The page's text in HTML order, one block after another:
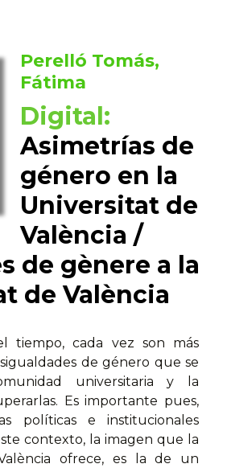
Perelló Tomás,
Fátima
Digital:
Asimetrías de
género en la
Universitat de
València /
de gènere a la
de València
tiempo, cada vez son más
de género que se
universitaria y la
Es importante pues,
políticas e institucionales
contexto, la imagen que la
ofrece, es la de un